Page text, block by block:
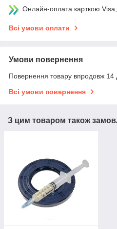
Онлайн-оплата карткою
Всі умови оплати
Умови повернення
Повернення товару впродовж 14
Всі умови повернення
З цим товаром також